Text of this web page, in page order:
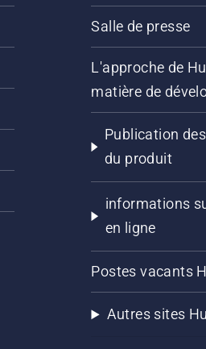
Salle de presse
L'approche de
matière de
Publication
du produit
informations
en ligne
Postes vacants
Autres sites